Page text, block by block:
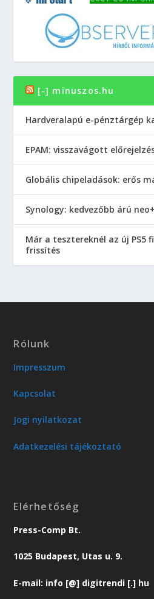
[-] minuszos.hu
Hardveralapú e-pénztárgép
EPAM: visszavágott
Globális chipeladások: erős
Synology: kedvezőbb árú
Már a tesztereknél az új PS5
frissítés
Rólunk
Impresszum
Kapcsolat
Jogi nyilatkozat
Adatkezelési tájékoztató
Elérhetőség
Press-Comp Bt.
1025 Budapest, Utas u. 9.
E-mail: info [@] digitrendi [.] hu